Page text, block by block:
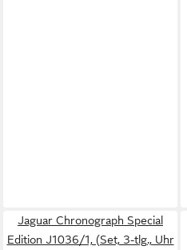
Jaguar Chronograph Special
Edition J1036/1, (Set, 3-tlg., Uhr